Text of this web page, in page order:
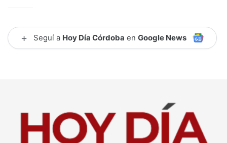
+ Seguí a Hoy Día Córdoba en Google News